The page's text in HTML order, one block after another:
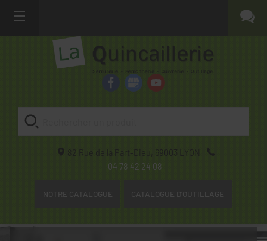
82 Rue de la Part-Dieu, 69003
LYON
04 78 42 24 08
NOTRE CATALOGUE CATALOGUE D'OUTILLAGE